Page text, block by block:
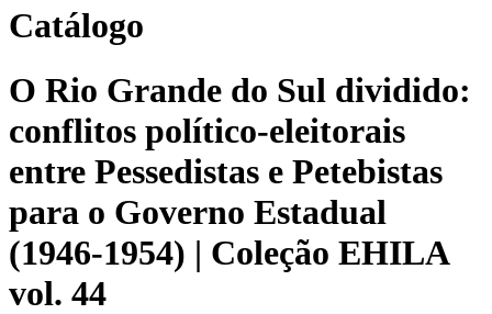
Catálogo
O Rio Grande do Sul dividido:
conflitos político-eleitorais
entre Pessedistas e Petebistas
para o Governo Estadual
(1946-1954) | Coleção EHILA
vol. 44